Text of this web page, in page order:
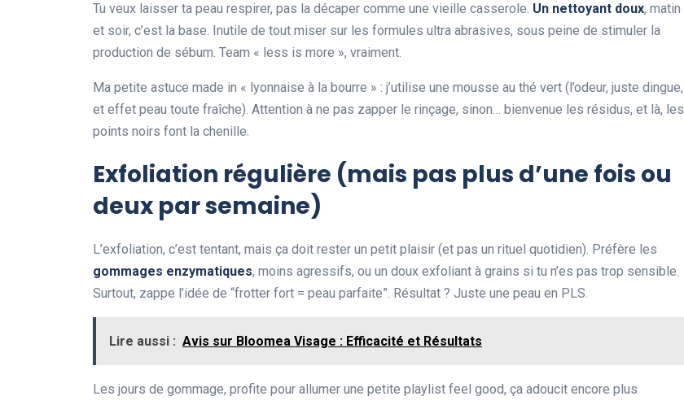
Tu veux laisser ta peau respirer, pas la décaper comme une vieille casserole. Un nettoyant doux, matin
et soir, c’est la base. Inutile de tout miser sur les formules ultra abrasives, sous peine de stimuler la
production de sébum. Team « less is more », vraiment.
Ma petite astuce made in « lyonnaise à la bourre » : j’utilise une mousse au thé vert (l’odeur, juste dingue,
et effet peau toute fraîche). Attention à ne pas zapper le rinçage, sinon… bienvenue les résidus, et là, les
points noirs font la chenille.
Exfoliation régulière (mais pas plus d’une fois ou
deux par semaine)
L’exfoliation, c’est tentant, mais ça doit rester un petit plaisir (et pas un rituel quotidien). Préfère les
gommages enzymatiques, moins agressifs, ou un doux exfoliant à grains si tu n’es pas trop sensible.
Surtout, zappe l’idée de “frotter fort = peau parfaite”. Résultat ? Juste une peau en PLS.
Lire aussi : Avis sur Bloomea Visage : Efficacité et Résultats
Les jours de gommage, profite pour allumer une petite playlist feel good, ça adoucit encore plus